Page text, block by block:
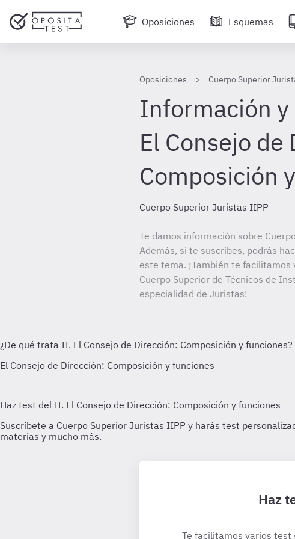
Oposiciones Esquemas
Oposiciones Cuerpo Superior
Información
El Consejo de
Composición
Cuerpo Superior Juristas IIPP
Te damos información sobre
Además, si te suscribes, podrás
este tema. ¡También te
Cuerpo Superior de Técnicos de
especialidad de Juristas!
Haz
Te facilitamos varios test